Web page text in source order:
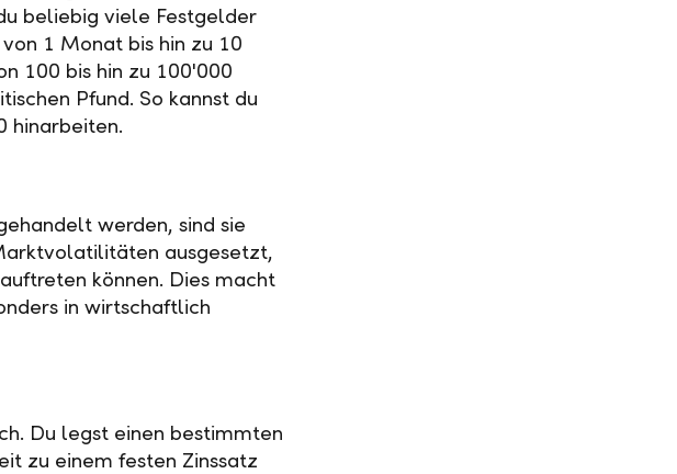
beliebig viele Festgelder
1 Monat bis hin zu 10
100 bis hin zu 100'000
Pfund. So kannst du
hinarbeiten.
werden, sind sie
ausgesetzt,
können. Dies macht
in wirtschaftlich
Du legst einen bestimmten
zu einem festen Zinssatz